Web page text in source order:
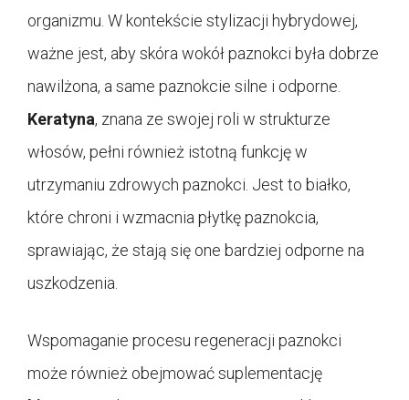
organizmu. W kontekście stylizacji hybrydowej,
ważne jest, aby skóra wokół paznokci była dobrze
nawilżona, a same paznokcie silne i odporne.
Keratyna, znana ze swojej roli w strukturze
włosów, pełni również istotną funkcję w
utrzymaniu zdrowych paznokci. Jest to białko,
które chroni i wzmacnia płytkę paznokcia,
sprawiając, że stają się one bardziej odporne na
uszkodzenia.
Wspomaganie procesu regeneracji paznokci
może również obejmować suplementację